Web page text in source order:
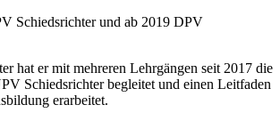
Schiedsrichter und ab 2019 DPV
hat er mit mehreren Lehrgängen seit 2017 die
Schiedsrichter begleitet und einen Leitfaden
erarbeitet.